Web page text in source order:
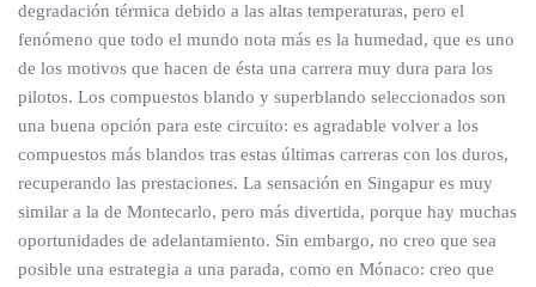
degradación térmica debido a las altas temperaturas, pero el
fenómeno que todo el mundo nota más es la humedad, que es uno
de los motivos que hacen de ésta una carrera muy dura para los
pilotos. Los compuestos blando y superblando seleccionados son
una buena opción para este circuito: es agradable volver a los
compuestos más blandos tras estas últimas carreras con los duros,
recuperando las prestaciones. La sensación en Singapur es muy
similar a la de Montecarlo, pero más divertida, porque hay muchas
oportunidades de adelantamiento. Sin embargo, no creo que sea
posible una estrategia a una parada, como en Mónaco: creo que